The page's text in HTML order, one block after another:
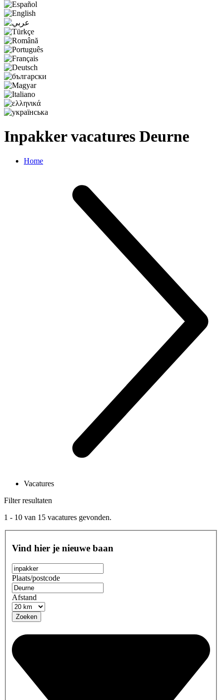
Inpakker vacatures Deurne
Home
Vacatures
Filter resultaten
1 - 10 van 15 vacatures gevonden.
Vind hier je nieuwe baan
Plaats/postcode
Afstand
Zoeken